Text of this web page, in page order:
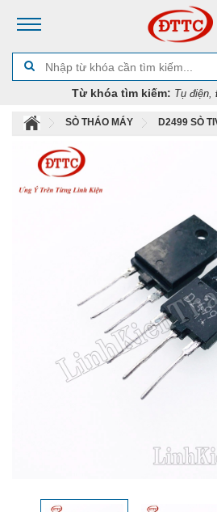
Từ khóa tìm kiếm: Tụ điện,
SÒ THÁO MÁY D2499 SÒ